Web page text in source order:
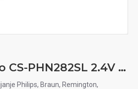
Cameron Sino CS-PHN282SL 2.4V 2000mAh Ni-MH baterija za aparat za brijanje Philips, Braun, Remington, Rowenta, Ronson
Philips, Braun, Remington,